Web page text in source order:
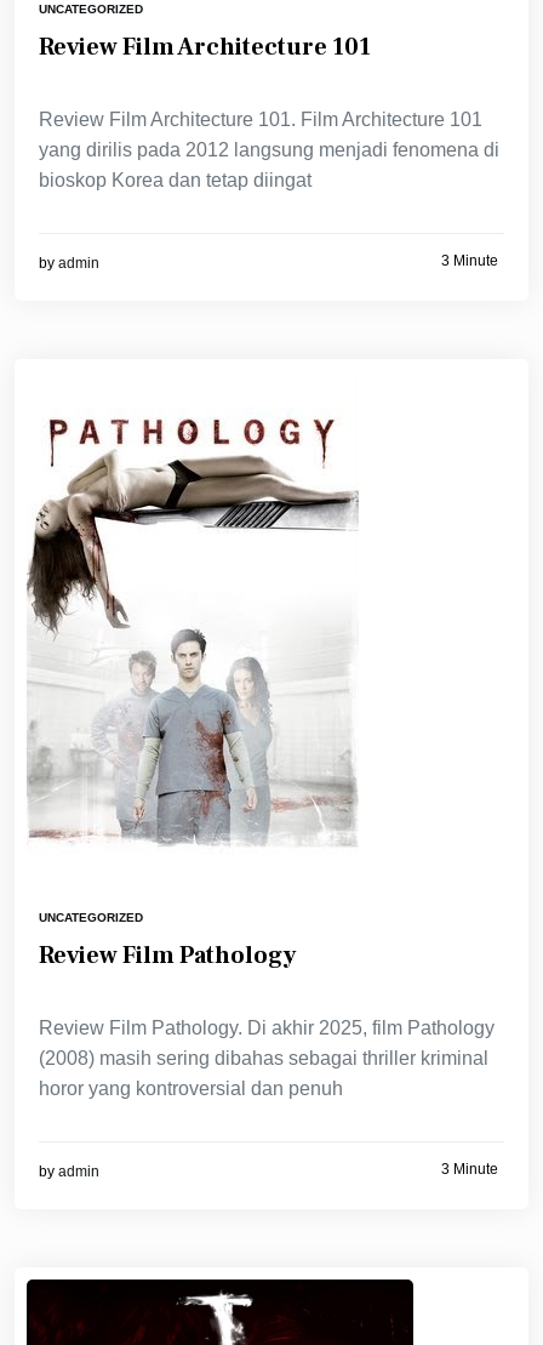
UNCATEGORIZED
Review Film Architecture 101
Review Film Architecture 101. Film Architecture 101
yang dirilis pada 2012 langsung menjadi fenomena di
bioskop Korea dan tetap diingat
by admin 3 Minute
UNCATEGORIZED
Review Film Pathology
Review Film Pathology. Di akhir 2025, film Pathology
(2008) masih sering dibahas sebagai thriller kriminal
horor yang kontroversial dan penuh
by admin 3 Minute